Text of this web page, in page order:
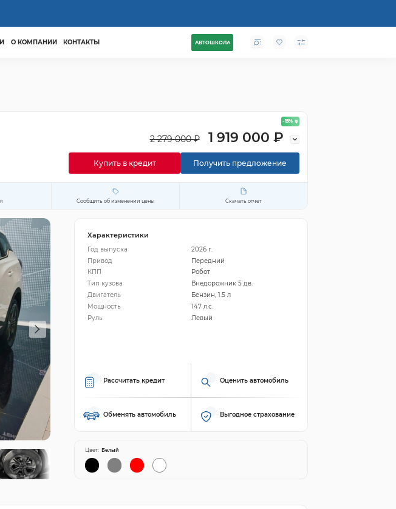
О КОМПАНИИ КОНТАКТЫ АВТОШКОЛА
- 15%
2 279 000 ₽ 1 919 000 ₽
Купить в кредит Получить предложение
Сообщить об изменении цены Скачать отчет
Характеристики
Год выпуска
2026 г.
Привод
Передний
КПП
Робот
Тип кузова
Внедорожник 5 дв.
Двигатель
Бензин, 1.5 л
Мощность
147 л.с.
Руль
Левый
Рассчитать кредит Оценить автомобиль
Обменять автомобиль Выгодное страхование
Цвет: Белый